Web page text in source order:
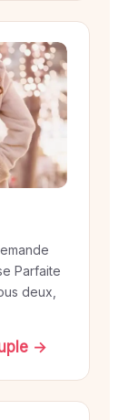
Parfaite
deux,
→